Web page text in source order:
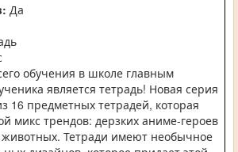
Да
обучения в школе главным
является тетрадь! Новая серия
16 предметных тетрадей, которая
микс трендов: дерзких аниме-героев
Тетради имеют необычное